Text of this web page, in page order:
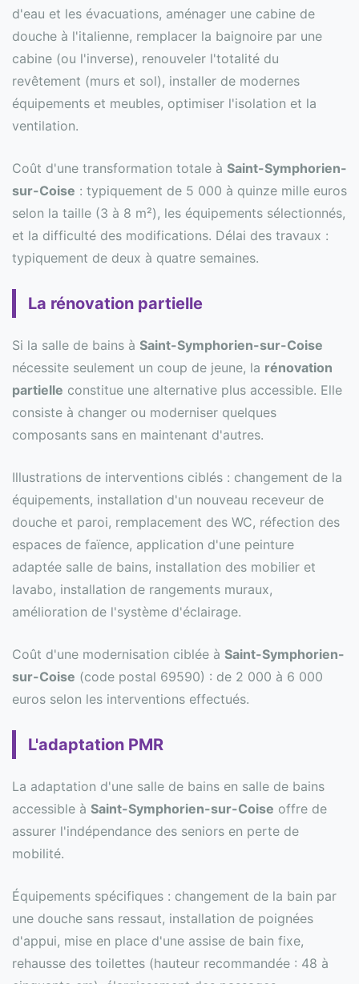
d'eau et les évacuations, aménager une cabine de
douche à l'italienne, remplacer la baignoire par une
cabine (ou l'inverse), renouveler l'totalité du
revêtement (murs et sol), installer de modernes
équipements et meubles, optimiser l'isolation et la
ventilation.
Coût d'une transformation totale à Saint-Symphorien-
sur-Coise : typiquement de 5 000 à quinze mille euros
selon la taille (3 à 8 m²), les équipements sélectionnés,
et la difficulté des modifications. Délai des travaux :
typiquement de deux à quatre semaines.
La rénovation partielle
Si la salle de bains à Saint-Symphorien-sur-Coise
nécessite seulement un coup de jeune, la rénovation
partielle constitue une alternative plus accessible. Elle
consiste à changer ou moderniser quelques
composants sans en maintenant d'autres.
Illustrations de interventions ciblés : changement de la
équipements, installation d'un nouveau receveur de
douche et paroi, remplacement des WC, réfection des
espaces de faïence, application d'une peinture
adaptée salle de bains, installation des mobilier et
lavabo, installation de rangements muraux,
amélioration de l'système d'éclairage.
Coût d'une modernisation ciblée à Saint-Symphorien-
sur-Coise (code postal 69590) : de 2 000 à 6 000
euros selon les interventions effectués.
L'adaptation PMR
La adaptation d'une salle de bains en salle de bains
accessible à Saint-Symphorien-sur-Coise offre de
assurer l'indépendance des seniors en perte de
mobilité.
Équipements spécifiques : changement de la bain par
une douche sans ressaut, installation de poignées
d'appui, mise en place d'une assise de bain fixe,
rehausse des toilettes (hauteur recommandée : 48 à